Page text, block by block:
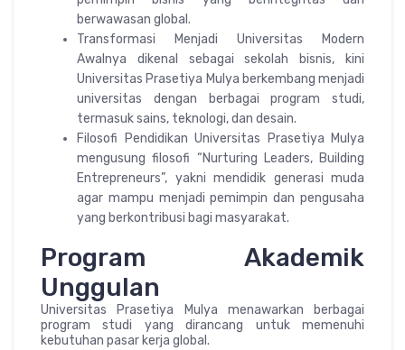
berwawasan global.
Transformasi Menjadi Universitas Modern
Awalnya dikenal sebagai sekolah bisnis, kini
Universitas Prasetiya Mulya berkembang menjadi
universitas dengan berbagai program studi,
termasuk sains, teknologi, dan desain.
Filosofi Pendidikan Universitas Prasetiya Mulya
mengusung filosofi “Nurturing Leaders, Building
Entrepreneurs”, yakni mendidik generasi muda
agar mampu menjadi pemimpin dan pengusaha
yang berkontribusi bagi masyarakat.
Program Akademik
Unggulan
Universitas Prasetiya Mulya menawarkan berbagai
program studi yang dirancang untuk memenuhi
kebutuhan pasar kerja global.